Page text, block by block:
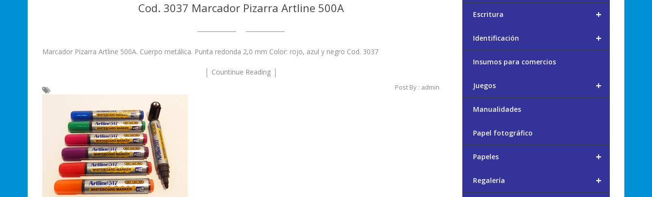
Cod. 3037 Marcador Pizarra Artline 500A
Marcador Pizarra Artline 500A. Cuerpo metálica. Punta redonda 2,0 mm Color: rojo, azul y negro Cod. 3037
Countinue Reading
Post By : admin
+
Escritura
+
Identificación
Insumos para comercios
+
Juegos
Manualidades
Papel fotográfico
+
Papeles
+
Regalería